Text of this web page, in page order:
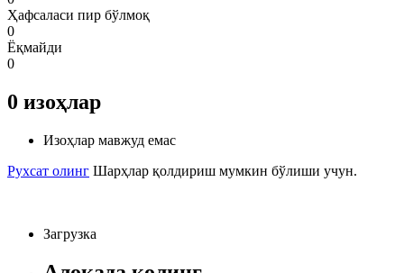
Ҳафсаласи пир бўлмоқ
0
Ёқмайди
0
0 изоҳлар
Изоҳлар мавжуд емас
Рухсат олинг Шарҳлар қолдириш мумкин бўлиши учун.
Загрузка